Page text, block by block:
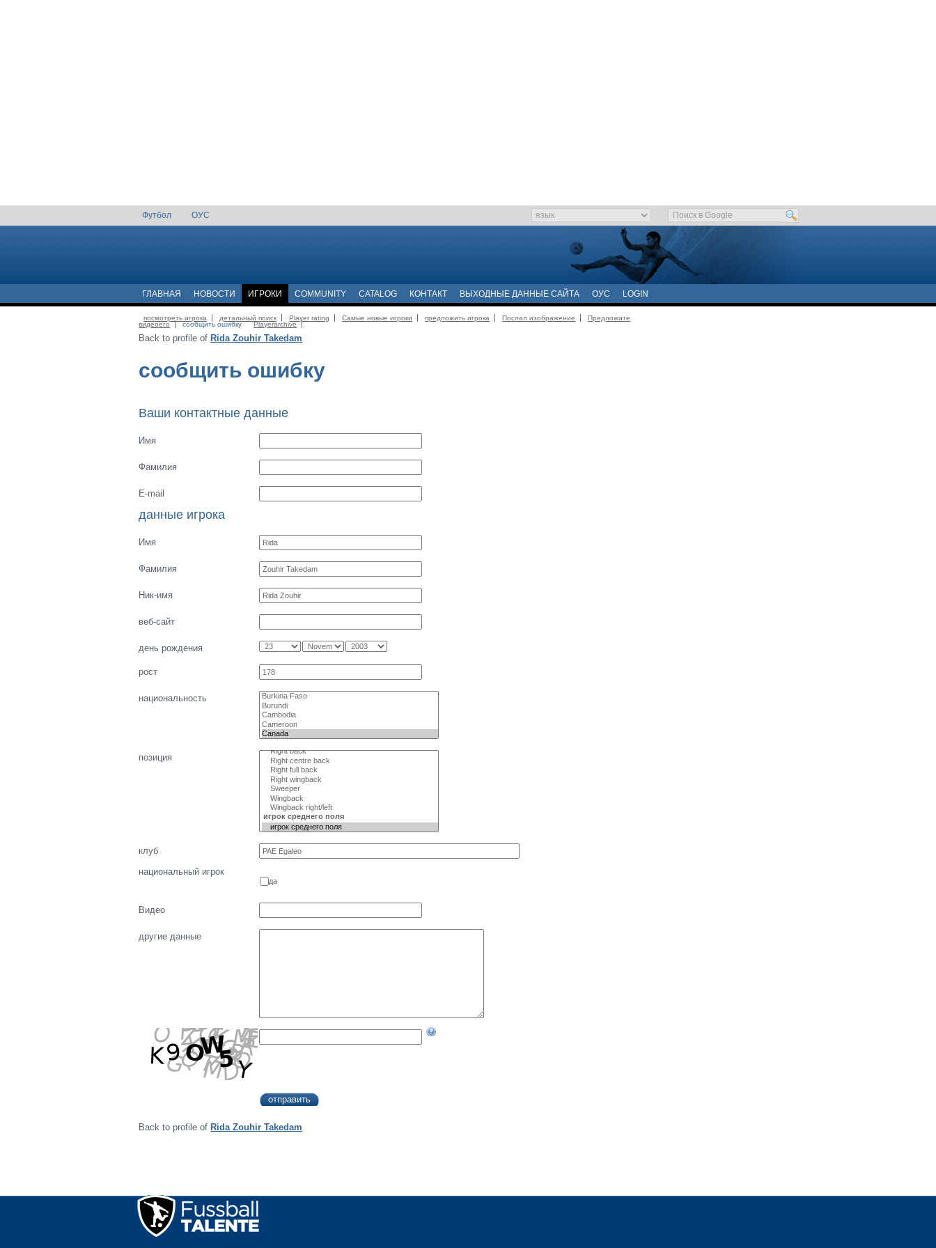
Футбол ОУС
ГЛАВНАЯ НОВОСТИ ИГРОКИ COMMUNITY CATALOG КОНТАКТ ВЫХОДНЫЕ ДАННЫЕ САЙТА ОУС LOGIN
посмотреть игрока детальный поиск Player rating Самые новые игроки предложить игрока Послал изображение
Предложите
видеоего
сообщить ошибку Playerarchive
Back to profile of Rida Zouhir Takedam
сообщить ошибку
Ваши контактные данные
Имя
Фамилия
E-mail
данные игрока
Имя
Фамилия
Ник-имя
веб-сайт
день рождения
рост
национальность
позиция
клуб
национальный игрок
да
Видео
другие данные
Back to profile of Rida Zouhir Takedam